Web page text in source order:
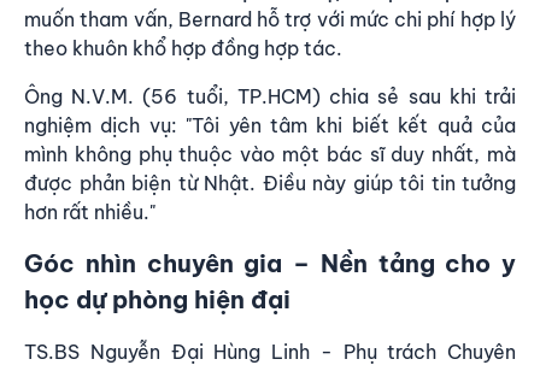
muốn tham vấn, Bernard hỗ trợ với mức chi phí hợp lý
theo khuôn khổ hợp đồng hợp tác.
Ông N.V.M. (56 tuổi, TP.HCM) chia sẻ sau khi trải
nghiệm dịch vụ: "Tôi yên tâm khi biết kết quả của
mình không phụ thuộc vào một bác sĩ duy nhất, mà
được phản biện từ Nhật. Điều này giúp tôi tin tưởng
hơn rất nhiều."
Góc nhìn chuyên gia – Nền tảng cho y
học dự phòng hiện đại
TS.BS Nguyễn Đại Hùng Linh - Phụ trách Chuyên